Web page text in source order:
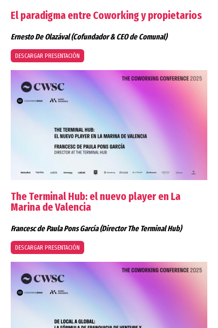
El paradigma entre Coworking y propietarios
Ernesto De Olazával(Cofundador & CEO de Comunal)
DESCARGAR PRESENTACIÓN
The Terminal Hub: el nuevo player en La
Marina de Valencia
Francesc de Paula Pons García(Director The Terminal Hub)
DESCARGAR PRESENTACIÓN